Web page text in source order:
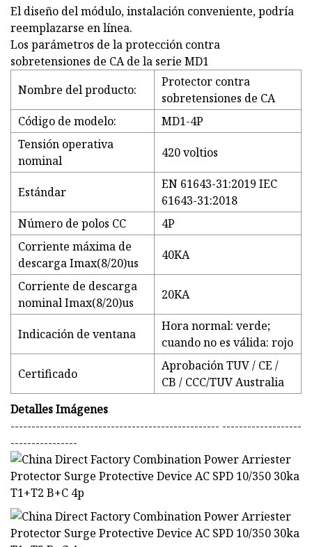
El diseño del módulo, instalación conveniente, podría
reemplazarse en línea.
Los parámetros de la protección contra
sobretensiones de CA de la serie MD1
Nombre del producto:
Protector contra
sobretensiones de CA
Código de modelo:
MD1-4P
Tensión operativa
nominal
420 voltios
Estándar
EN 61643-31:2019 IEC
61643-31:2018
Número de polos CC
4P
Corriente máxima de
descarga Imax(8/20)us
40KA
Corriente de descarga
nominal Imax(8/20)us
20KA
Indicación de ventana
Hora normal: verde;
cuando no es válida: rojo
Certificado
Aprobación TUV / CE /
CB / CCC/TUV Australia
Detalles Imágenes
-------------------------------------------------- -------------------
----------------